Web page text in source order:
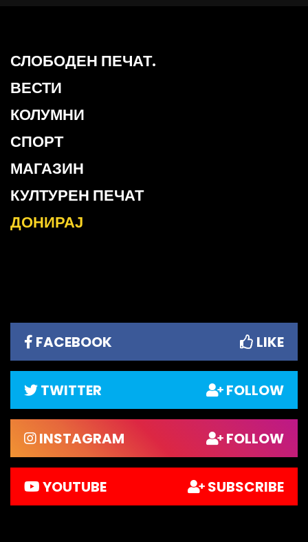
СЛОБОДЕН ПЕЧАТ.
ВЕСТИ
КОЛУМНИ
СПОРТ
МАГАЗИН
КУЛТУРЕН ПЕЧАТ
ДОНИРАЈ
FACEBOOK LIKE
TWITTER FOLLOW
INSTAGRAM FOLLOW
YOUTUBE SUBSCRIBE